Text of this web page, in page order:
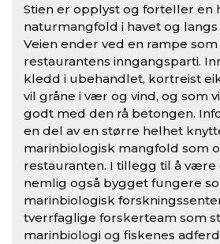
Stien er opplyst og forteller en
naturmangfold i havet og
Veien ender ved en rampe
restaurantens inngangsparti.
kledd i ubehandlet, kortreist
vil gråne i vær og vind, og som
godt med den rå betongen.
en del av en større helhet
marinbiologisk mangfold som
restauranten. I tillegg til å være
nemlig også bygget fungere
marinbiologisk
tverrfaglige forskerteam som
marinbiologi og fiskenes